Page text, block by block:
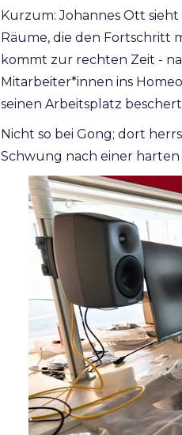
Kurzum: Johannes Ott
Räume, die den Fortschritt
kommt zur rechten Zeit -
Mitarbeiter*innen ins
seinen Arbeitsplatz
Nicht so bei Gong; dort
Schwung nach einer